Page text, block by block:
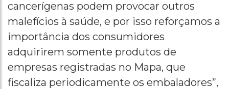
cancerígenas podem provocar outros
malefícios à saúde, e por isso reforçamos a
importância dos consumidores
adquirirem somente produtos de
empresas registradas no Mapa, que
fiscaliza periodicamente os embaladores”,